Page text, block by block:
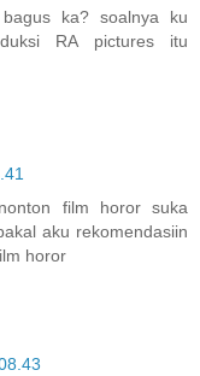
ka? soalnya ku
RA pictures itu
film horor suka
aku rekomendasiin
horor